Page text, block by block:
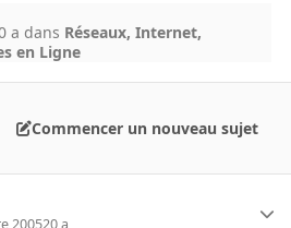
a dans Réseaux, Internet,
en Ligne
Commencer un nouveau sujet
200520 a